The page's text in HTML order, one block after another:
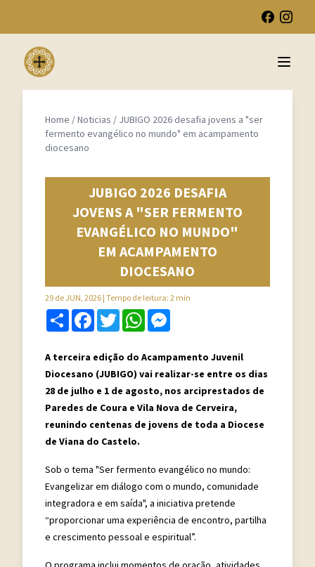
Open
Home /Noticias / JUBIGO 2026 desafia jovens a "ser
fermento evangélico no mundo" em acampamento
diocesano
JUBIGO 2026 DESAFIA
JOVENS A "SER FERMENTO
EVANGÉLICO NO MUNDO"
EM ACAMPAMENTO
DIOCESANO
29 de JUN, 2026 | Tempo de leitura: 2 min
Share FacebookTwitterWhatsApp
A terceira edição do Acampamento Juvenil
Diocesano (JUBIGO) vai realizar-se entre os dias
28 de julho e 1 de agosto, nos arciprestados de
Paredes de Coura e Vila Nova de Cerveira,
reunindo centenas de jovens de toda a Diocese
de Viana do Castelo.
Sob o tema "Ser fermento evangélico no mundo:
Evangelizar em diálogo com o mundo, comunidade
integradora e em saída", a iniciativa pretende
“proporcionar uma experiência de encontro, partilha
e crescimento pessoal e espiritual”.